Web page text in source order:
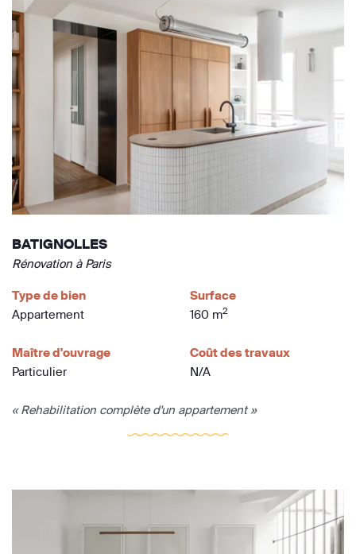
BATIGNOLLES
Rénovation à Paris
Type de bien
Appartement
Surface
160 m2
Maître d'ouvrage
Particulier
Coût des travaux
N/A
« Rehabilitation complète d'un appartement »